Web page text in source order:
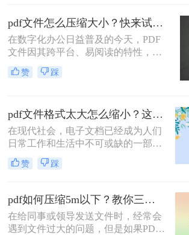
对PDF文件进行压缩。那么怎么压缩
PDF文件大小呢？本文将详细介绍几
种压缩PDF文件大小的方法。
pdf文件怎么压缩大小？快来试试这二种文件压缩的方法！
在数字化办公日益普及的今天，PDF
文件因其跨平台、易阅读的特性，成
为了我们工作和学习中不可或缺的一
部分。然而，有时PDF文件会因为包
间，还可能在传输或分享时造成不
便。因此，掌握PDF文件压缩大小的
方法就显得尤为重要。本文将详细介
轻松解决这一问题。
赞 踩
pdf文件格式太大怎么缩小？这二个方法都可以缩小！
在现代社会，电子文档已经成为人们
日常工作和生活中不可或缺的一部
分。然而，有时候我们会遇到一个让
人头疼的问题——扫描后的PDF文件
文件格式太大怎么缩小呢？本文将为
您详细介绍一些可行的方法，让您轻
松应对这一问题。
赞 踩
pdf如何压缩5m以下？教你三个小妙招快学！
在给同事或领导发送文件时，经常会
遇到文件过大的问题，但是如果PDF